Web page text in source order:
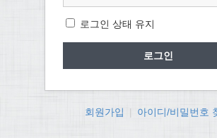
로그인 상태 유지
회원가입 아이디/비밀번호